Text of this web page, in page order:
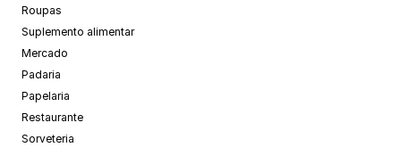
Roupas
Suplemento alimentar
Mercado
Padaria
Papelaria
Restaurante
Sorveteria